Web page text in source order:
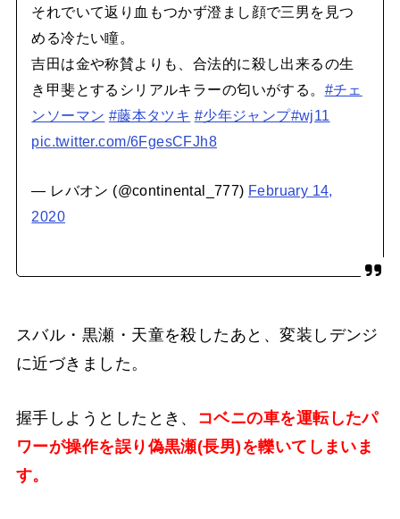
それでいて返り血もつかず澄まし顔で三男を見つ
める冷たい瞳。
吉田は金や称賛よりも、合法的に殺し出来るの生
き甲斐とするシリアルキラーの匂いがする。 #チェ
ンソーマン #藤本タツキ #少年ジャンプ#wj11
pic.twitter.com/6FgesCFJh8
— レバオン (@continental_777) February 14,
2020
スバル・黒瀬・天童を殺したあと、変装しデンジ
に近づきました。
握手しようとしたとき、
コベニの車を運転したパ
ワーが操作を誤り偽黒瀬(長男)を轢いてしまいま
す。